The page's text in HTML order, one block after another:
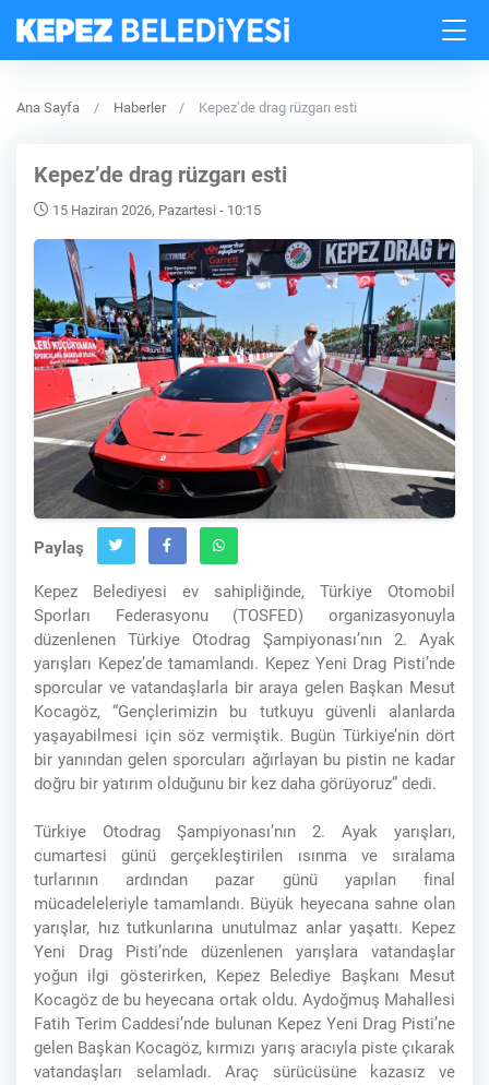
Ana Sayfa Haberler Kepez’de drag rüzgarı esti
Kepez’de drag rüzgarı esti
15 Haziran 2026, Pazartesi - 10:15
Paylaş
Kepez Belediyesi ev sahipliğinde, Türkiye Otomobil
Sporları Federasyonu (TOSFED) organizasyonuyla
düzenlenen Türkiye Otodrag Şampiyonası’nın 2. Ayak
yarışları Kepez’de tamamlandı. Kepez Yeni Drag Pisti’nde
sporcular ve vatandaşlarla bir araya gelen Başkan Mesut
Kocagöz, “Gençlerimizin bu tutkuyu güvenli alanlarda
yaşayabilmesi için söz vermiştik. Bugün Türkiye’nin dört
bir yanından gelen sporcuları ağırlayan bu pistin ne kadar
doğru bir yatırım olduğunu bir kez daha görüyoruz” dedi.
Türkiye Otodrag Şampiyonası’nın 2. Ayak yarışları,
cumartesi günü gerçekleştirilen ısınma ve sıralama
turlarının ardından pazar günü yapılan final
mücadeleleriyle tamamlandı. Büyük heyecana sahne olan
yarışlar, hız tutkunlarına unutulmaz anlar yaşattı. Kepez
Yeni Drag Pisti’nde düzenlenen yarışlara vatandaşlar
yoğun ilgi gösterirken, Kepez Belediye Başkanı Mesut
Kocagöz de bu heyecana ortak oldu. Aydoğmuş Mahallesi
Fatih Terim Caddesi’nde bulunan Kepez Yeni Drag Pisti’ne
gelen Başkan Kocagöz, kırmızı yarış aracıyla piste çıkarak
vatandaşları selamladı. Araç sürücüsüne kazasız ve